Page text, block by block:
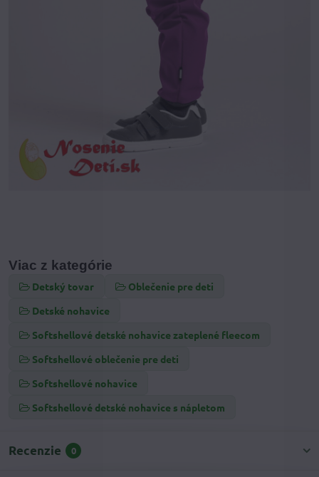
Viac z kategórie
Detský tovar
Oblečenie pre deti
Detské nohavice
Softshellové detské nohavice zateplené fleecom
Softshellové oblečenie pre deti
Softshellové nohavice
Softshellové detské nohavice s nápletom
Recenzie 0